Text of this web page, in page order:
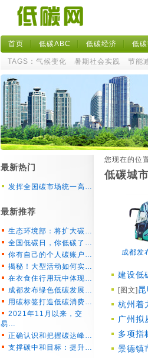
首页 低碳ABC 低碳经济 低
TAGS： 气候变化 暑期社会实践 节能
最新热门
发挥全国碳市场统一高…
最新推荐
生态环境部：将扩大碳…
全国低碳日，你低碳了…
你有自己的个人碳账户…
揭秘！大型活动如何实…
在衣食住行用玩中体现…
成都发布绿色低碳发展…
用碳标签打造低碳消费…
2021年11月以来，交
易…
正确认识和把握碳达峰…
支撑碳中和目标：提升…
您现在的位
低碳城
成都发
建设低
[图文]
杭州着
广州拟
多项指
景德镇